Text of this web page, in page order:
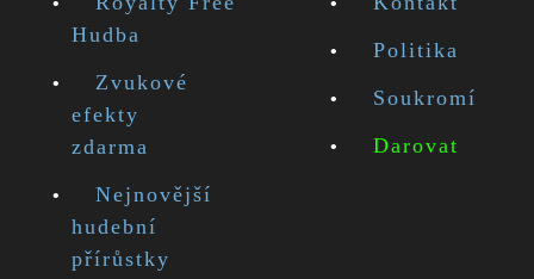
Hudba
Zvukové
efekty
zdarma
Nejnovější
hudební
přírůstky
Politika
Soukromí
Darovat